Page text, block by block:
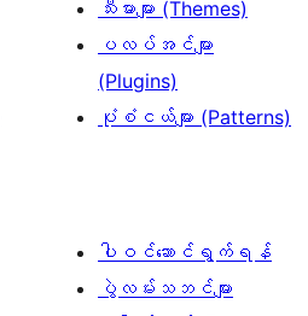
သီးမားများ (Themes)
ပလပ်အင်များ
(Plugins)
ပုံစံငယ်များ (Patterns)
ပါဝင်ဆောင်ရွက်ရန်
ပွဲလမ်းသဘင်များ